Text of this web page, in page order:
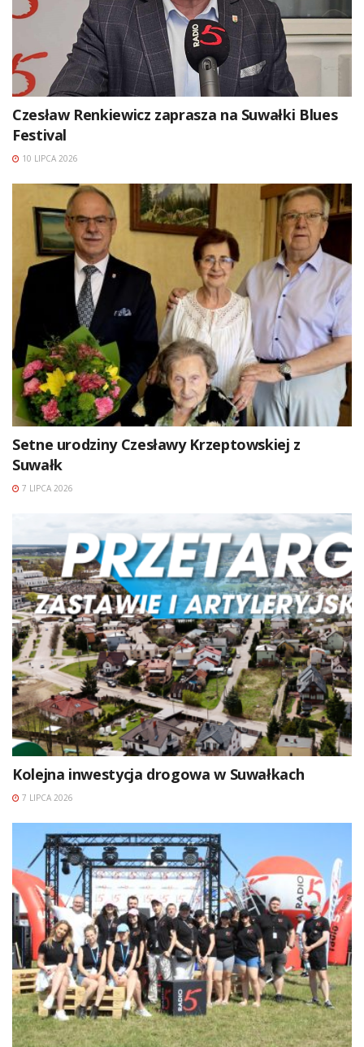
Czesław Renkiewicz zaprasza na Suwałki Blues
Festival
10 LIPCA 2026
Setne urodziny Czesławy Krzeptowskiej z
Suwałk
7 LIPCA 2026
Kolejna inwestycja drogowa w Suwałkach
7 LIPCA 2026